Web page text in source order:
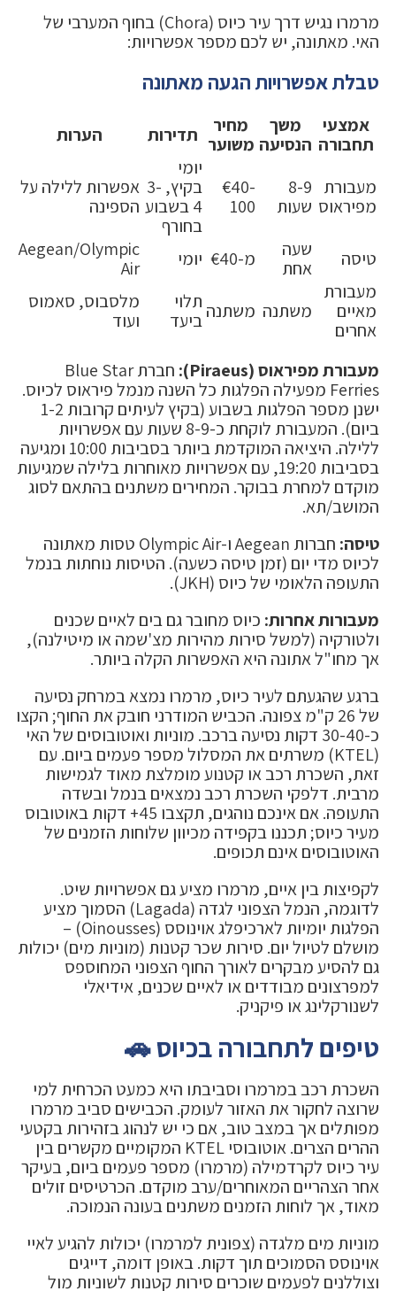
מרמרו נגיש דרך עיר כיוס (Chora) בחוף המערבי של
האי. מאתונה, יש לכם מספר אפשרויות:
טבלת אפשרויות הגעה מאתונה
אמצעי
תחבורה
משך
הנסיעה
מחיר
משוער תדירות הערות
מעבורת
מפיראוס
8-9
שעות
€40-
100
יומי
בקיץ, 3-
4 בשבוע
בחורף
אפשרות ללילה על
הספינה
טיסה
שעה
אחת
מ-€40 יומי
Aegean/Olympic
Air
מעבורת
מאיים
אחרים
משתנה משתנה תלוי
ביעד
מלסבוס, סאמוס
ועוד
מעבורת מפיראוס (Piraeus):
חברת Blue Star
Ferries מפעילה הפלגות כל השנה מנמל פיראוס לכיוס.
ישנן מספר הפלגות בשבוע (בקיץ לעיתים קרובות 1-2
ביום). המעבורת לוקחת כ-8-9 שעות עם אפשרויות
ללילה. היציאה המוקדמת ביותר בסביבות 10:00 ומגיעה
בסביבות 19:20, עם אפשרויות מאוחרות בלילה שמגיעות
מוקדם למחרת בבוקר. המחירים משתנים בהתאם לסוג
המושב/תא.
טיסה:
חברות Aegean ו-Olympic Air טסות מאתונה
לכיוס מדי יום (זמן טיסה כשעה). הטיסות נוחתות בנמל
התעופה הלאומי של כיוס (JKH).
מעבורות אחרות: כיוס מחובר גם בים לאיים שכנים
ולטורקיה (למשל סירות מהירות מצ'שמה או מיטילנה),
אך מחו"ל אתונה היא האפשרות הקלה ביותר.
ברגע שהגעתם לעיר כיוס, מרמרו נמצא במרחק נסיעה
של 26 ק"מ צפונה. הכביש המודרני חובק את החוף; הקצו
כ-30-40 דקות נסיעה ברכב. מוניות ואוטובוסים של האי
(KTEL) משרתים את המסלול מספר פעמים ביום. עם
זאת, השכרת רכב או קטנוע מומלצת מאוד לגמישות
מרבית. דלפקי השכרת רכב נמצאים בנמל ובשדה
התעופה. אם אינכם נוהגים, תקצבו 45+ דקות באוטובוס
מעיר כיוס; תכננו בקפידה מכיוון שלוחות הזמנים של
האוטובוסים אינם תכופים.
לקפיצות בין איים, מרמרו מציע גם אפשרויות שיט.
לדוגמה, הנמל הצפוני לגדה (Lagada) הסמוך מציע
הפלגות יומיות לארכיפלג אוינוסס (Oinousses) –
מושלם לטיול יום. סירות שכר קטנות (מוניות מים) יכולות
גם להסיע מבקרים לאורך החוף הצפוני המחוספס
למפרצונים מבודדים או לאיים שכנים, אידיאלי
לשנורקלינג או פיקניק.
טיפים לתחבורה בכיוס 🚗
השכרת רכב במרמרו וסביבתו היא כמעט הכרחית למי
שרוצה לחקור את האזור לעומק. הכבישים סביב מרמרו
מפותלים אך במצב טוב, אם כי יש לנהוג בזהירות בקטעי
ההרים הצרים. אוטובוסי KTEL המקומיים מקשרים בין
עיר כיוס לקרדמילה (מרמרו) מספר פעמים ביום, בעיקר
אחר הצהריים המאוחרים/ערב מוקדם. הכרטיסים זולים
מאוד, אך לוחות הזמנים משתנים בעונה הנמוכה.
מוניות מים מלגדה (צפונית למרמרו) יכולות להגיע לאיי
אוינוסס הסמוכים תוך דקות. באופן דומה, דייגים
וצוללנים לפעמים שוכרים סירות קטנות לשוניות מול